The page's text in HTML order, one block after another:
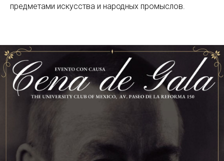
предметами искусства и народных промыслов.